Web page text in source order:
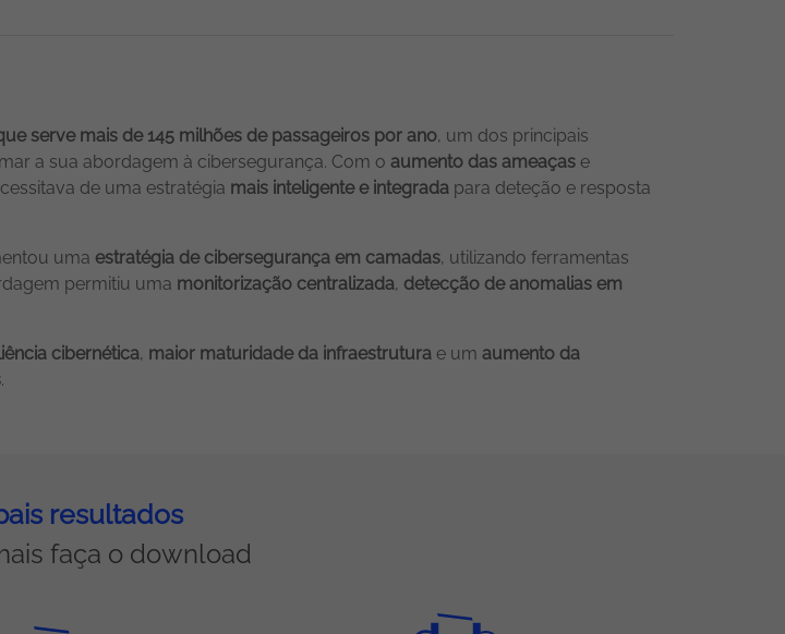
serve mais de 145 milhões de passageiros por ano, um dos principais
a sua abordagem à cibersegurança. Com o aumento das ameaças e
de uma estratégia mais inteligente e integrada para deteção e resposta
uma estratégia de cibersegurança em camadas, utilizando ferramentas
permitiu uma monitorização centralizada, detecção de anomalias em
cibernética, maior maturidade da infraestrutura e um aumento da
.
resultados
faça o download